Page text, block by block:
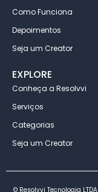
Como Funciona
Depoimentos
Seja um Creator
EXPLORE
Conheça a Resolvvi
Serviços
Categorias
Seja um Creator
© Resolvvi Tecnologia